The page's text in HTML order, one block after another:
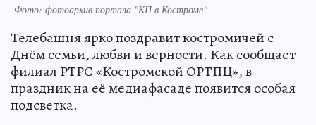
Фото: фотоархив портала "КП в Костроме"
Телебашня ярко поздравит костромичей с
Днём семьи, любви и верности. Как сообщает
филиал РТРС «Костромской ОРТПЦ», в
праздник на её медиафасаде появится особая
подсветка.